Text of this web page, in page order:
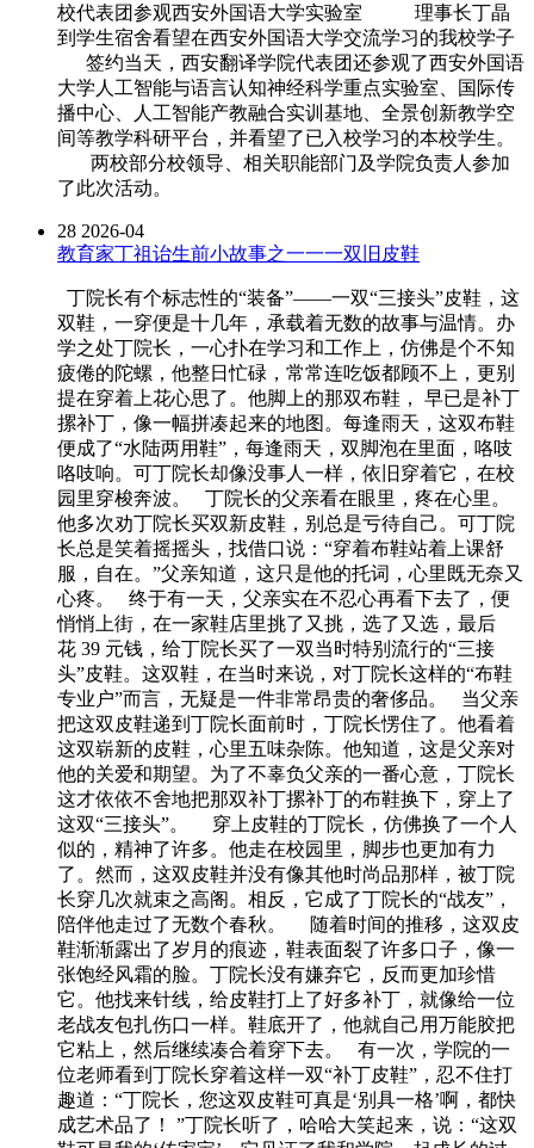
校代表团参观西安外国语大学实验室 理事长丁晶
到学生宿舍看望在西安外国语大学交流学习的我校学子
签约当天，西安翻译学院代表团还参观了西安外国语
大学人工智能与语言认知神经科学重点实验室、国际传
播中心、人工智能产教融合实训基地、全景创新教学空
间等教学科研平台，并看望了已入校学习的本校学生。
两校部分校领导、相关职能部门及学院负责人参加
了此次活动。
28 2026-04
教育家丁祖诒生前小故事之一一一双旧皮鞋
丁院长有个标志性的“装备”——一双“三接头”皮鞋，这
双鞋，一穿便是十几年，承载着无数的故事与温情。办
学之处丁院长，一心扑在学习和工作上，仿佛是个不知
疲倦的陀螺，他整日忙碌，常常连吃饭都顾不上，更别
提在穿着上花心思了。他脚上的那双布鞋， 早已是补丁
摞补丁，像一幅拼凑起来的地图。每逢雨天，这双布鞋
便成了“水陆两用鞋”，每逢雨天，双脚泡在里面，咯吱
咯吱响。可丁院长却像没事人一样，依旧穿着它，在校
园里穿梭奔波。 丁院长的父亲看在眼里，疼在心里。
他多次劝丁院长买双新皮鞋，别总是亏待自己。可丁院
长总是笑着摇摇头，找借口说：“穿着布鞋站着上课舒
服，自在。”父亲知道，这只是他的托词，心里既无奈又
心疼。 终于有一天，父亲实在不忍心再看下去了，便
悄悄上街，在一家鞋店里挑了又挑，选了又选，最后
花 39 元钱，给丁院长买了一双当时特别流行的“三接
头”皮鞋。这双鞋，在当时来说，对丁院长这样的“布鞋
专业户”而言，无疑是一件非常昂贵的奢侈品。 当父亲
把这双皮鞋递到丁院长面前时，丁院长愣住了。他看着
这双崭新的皮鞋，心里五味杂陈。他知道，这是父亲对
他的关爱和期望。为了不辜负父亲的一番心意，丁院长
这才依依不舍地把那双补丁摞补丁的布鞋换下，穿上了
这双“三接头”。 穿上皮鞋的丁院长，仿佛换了一个人
似的，精神了许多。他走在校园里，脚步也更加有力
了。然而，这双皮鞋并没有像其他时尚品那样，被丁院
长穿几次就束之高阁。相反，它成了丁院长的“战友”，
陪伴他走过了无数个春秋。 随着时间的推移，这双皮
鞋渐渐露出了岁月的痕迹，鞋表面裂了许多口子，像一
张饱经风霜的脸。丁院长没有嫌弃它，反而更加珍惜
它。他找来针线，给皮鞋打上了好多补丁，就像给一位
老战友包扎伤口一样。鞋底开了，他就自己用万能胶把
它粘上，然后继续凑合着穿下去。 有一次，学院的一
位老师看到丁院长穿着这样一双“补丁皮鞋”，忍不住打
趣道：“丁院长，您这双皮鞋可真是‘别具一格’啊，都快
成艺术品了！ ”丁院长听了，哈哈大笑起来，说：“这双